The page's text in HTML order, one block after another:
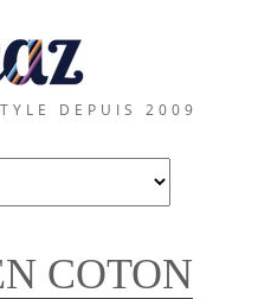
DEPUIS 2009
COTON